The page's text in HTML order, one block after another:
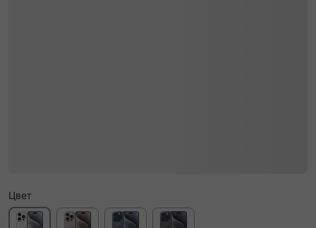
Цвет